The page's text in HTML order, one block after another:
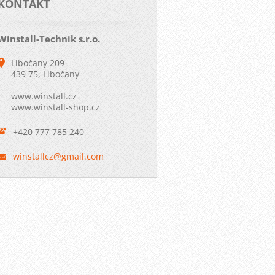
Technik s.r.o.
Libočany 209
439 75, Libočany
www.winstall.cz
www.winstall-shop.cz
+420 777 785 240
winstallcz@gmail.com